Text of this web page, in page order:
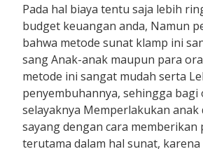
Pada hal biaya tentu saja lebih
budget keuangan anda, Namun
bahwa metode sunat klamp ini
sang Anak-anak maupun para
metode ini sangat mudah serta
penyembuhannya, sehingga
selayaknya Memperlakukan anak
sayang dengan cara
terutama dalam hal sunat,